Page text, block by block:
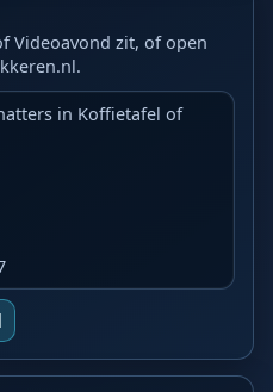
Videoavond zit, of open
in Koffietafel of